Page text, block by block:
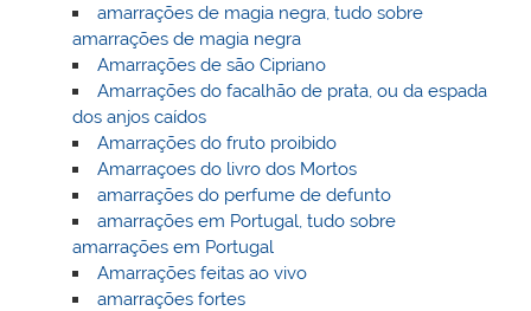
amarrações de magia negra, tudo sobre
amarrações de magia negra
Amarrações de são Cipriano
Amarrações do facalhão de prata, ou da espada
dos anjos caídos
Amarrações do fruto proibido
Amarraçoes do livro dos Mortos
amarrações do perfume de defunto
amarrações em Portugal, tudo sobre
amarrações em Portugal
Amarrações feitas ao vivo
amarrações fortes